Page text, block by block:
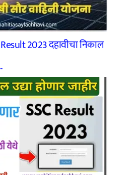
2023 दहावीचा निकाल